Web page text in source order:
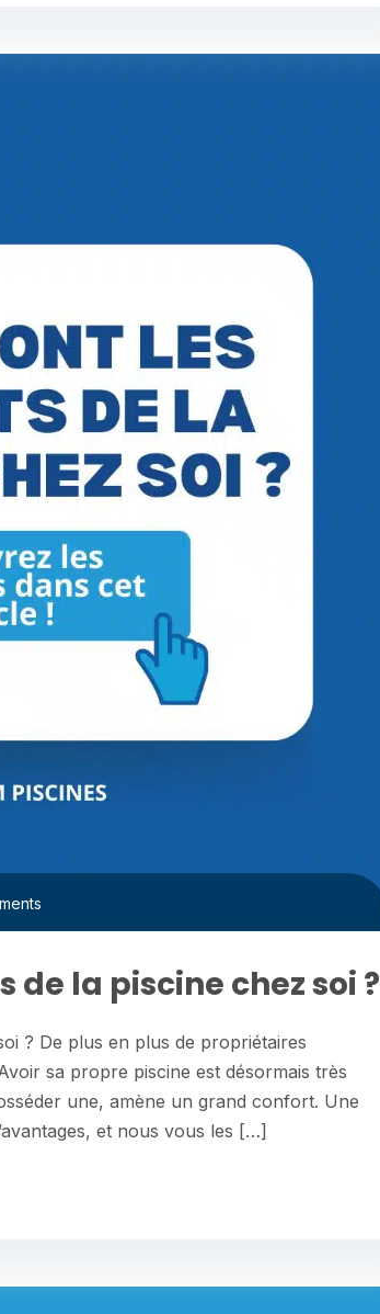
de la piscine chez soi ?
? De plus en plus de propriétaires
sa propre piscine est désormais très
une, amène un grand confort. Une
et nous vous les […]